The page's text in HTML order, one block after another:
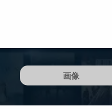
画像